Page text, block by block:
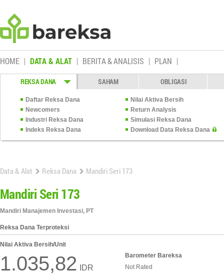
HOME DATA & ALAT BERITA & ANALISIS PLAN
REKSA DANA SAHAM OBLIGASI
Daftar Reksa Dana
Nilai Aktiva Bersih
Newcomers
Return Analysis
Industri Reksa Dana
Simulasi Reksa Dana
Indeks Reksa Dana
Download Data Reksa Dana
Data & Alat Reksa Dana Mandiri Seri 173
Mandiri Seri 173
Mandiri Manajemen Investasi, PT
Reksa Dana Terproteksi
Nilai Aktiva Bersih/Unit
1.035,82 IDR
Barometer Bareksa
Not Rated